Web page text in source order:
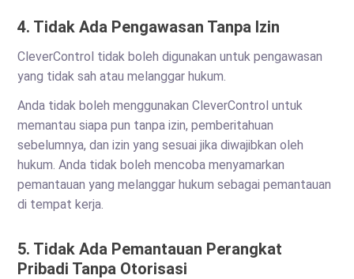
4. Tidak Ada Pengawasan Tanpa Izin
CleverControl tidak boleh digunakan untuk pengawasan
yang tidak sah atau melanggar hukum.
Anda tidak boleh menggunakan CleverControl untuk
memantau siapa pun tanpa izin, pemberitahuan
sebelumnya, dan izin yang sesuai jika diwajibkan oleh
hukum. Anda tidak boleh mencoba menyamarkan
pemantauan yang melanggar hukum sebagai pemantauan
di tempat kerja.
5. Tidak Ada Pemantauan Perangkat
Pribadi Tanpa Otorisasi